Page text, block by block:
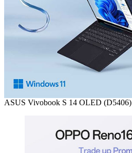
ASUS Vivobook S 14 OLED (D5406)